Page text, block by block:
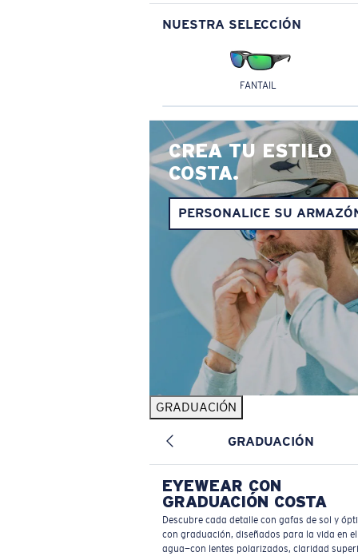
NUESTRA SELECCIÓN
FANTAIL
CREA TU ESTILO
COSTA.
PERSONALICE SU
GRADUACIÓN
GRADUACIÓN
EYEWEAR CON
GRADUACIÓN COSTA
Descubre cada detalle con gafas de sol y
con graduación, diseñados para la vida en el
agua—con lentes polarizados, claridad